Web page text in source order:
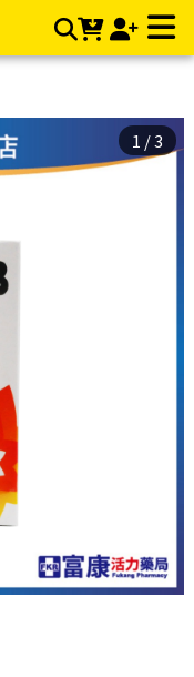
藥局購物商城 | 富康活
1 /3